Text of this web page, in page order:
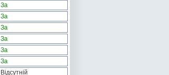
За
За
За
За
За
За
Відсутній